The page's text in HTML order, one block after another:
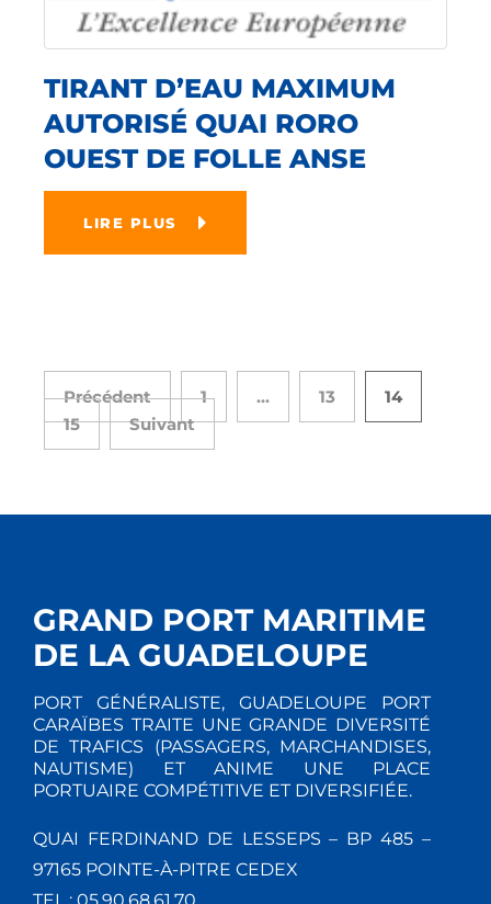
TIRANT D’EAU MAXIMUM
AUTORISÉ QUAI RORO
OUEST DE FOLLE ANSE
LIRE PLUS
Précédent 1 … 13
14
15
Suivant
GRAND PORT MARITIME
DE LA GUADELOUPE
PORT GÉNÉRALISTE, GUADELOUPE PORT
CARAÏBES TRAITE UNE GRANDE DIVERSITÉ
DE TRAFICS (PASSAGERS, MARCHANDISES,
NAUTISME) ET ANIME UNE PLACE
PORTUAIRE COMPÉTITIVE ET DIVERSIFIÉE.
QUAI FERDINAND DE LESSEPS – BP 485 –
97165 POINTE-À-PITRE CEDEX
TEL : 05.90.68.61.70